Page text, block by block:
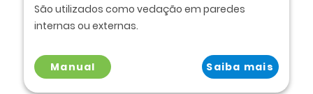
São utilizados como vedação em paredes
internas ou externas.
Manual Saiba mais